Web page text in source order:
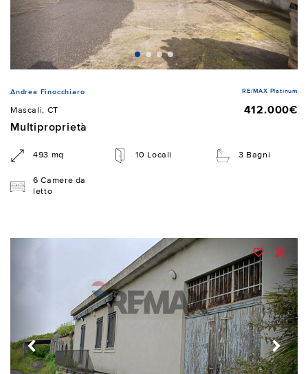
Andrea Finocchiaro RE/MAX Platinum
Mascali, CT
412.000€
Multiproprietà
493 mq 10 Locali 3 Bagni
6 Camere da
letto